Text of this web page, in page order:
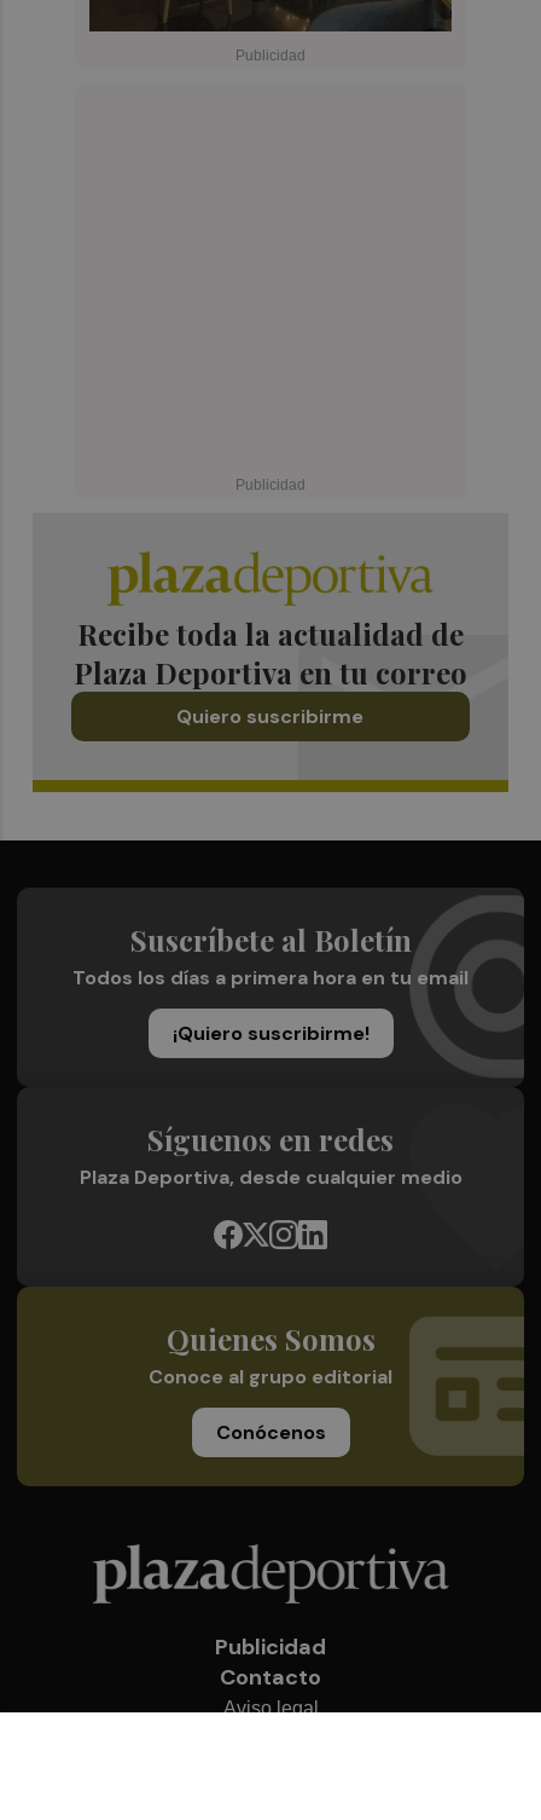
Recibe toda la actualidad de
Plaza Deportiva en tu correo
Quiero suscribirme
Suscríbete al Boletín
Todos los días a primera hora en tu email
¡Quiero suscribirme!
Síguenos en redes
Plaza Deportiva, desde cualquier medio
Quienes Somos
Conoce al grupo editorial
Conócenos
Publicidad
Contacto
Aviso legal